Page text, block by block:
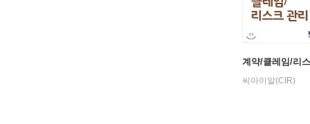
계약/클레임/리
씨아이알(CIR)